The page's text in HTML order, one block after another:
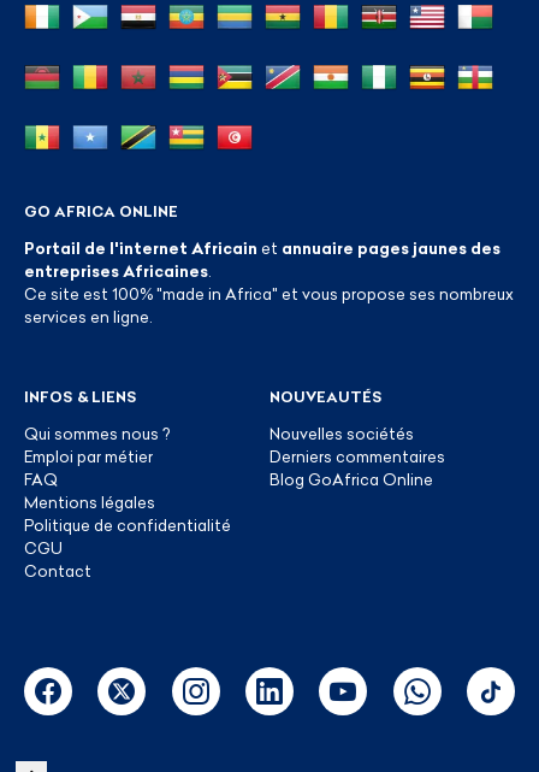
GO AFRICA ONLINE
Portail de l'internet Africain et annuaire pages jaunes des
entreprises Africaines
Ce site est 100% "made in Africa" et vous propose ses nombreux
services en ligne.
INFOS & LIENS
Qui sommes nous ?
Emploi par métier
FAQ
Mentions légales
Politique de confidentialité
CGU
Contact
NOUVEAUTÉS
Nouvelles sociétés
Derniers commentaires
Blog GoAfrica Online